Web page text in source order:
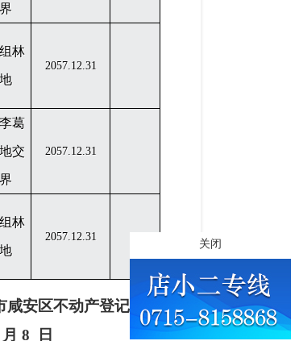
界
林
地
2057.12.31
葛
交
界
2057.12.31
林
地
2057.12.31
咸安区不动产登记中心
月 8 日
关闭